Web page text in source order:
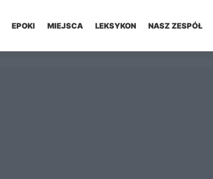
EPOKI MIEJSCA LEKSYKON NASZ ZESPÓŁ